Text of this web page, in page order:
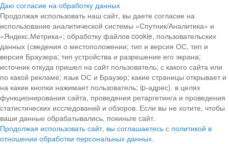
Даю согласие на обработку данных
Продолжая использовать наш сайт, вы даете согласие на
использование аналитической системы «Спутник/Аналитика» и
«Яндекс.Метрика»; обработку файлов cookie, пользовательских
данных (сведения о местоположении; тип и версия ОС, тип и
версия Браузера; тип устройства и разрешение его экрана;
источник откуда пришел на сайт пользователь; с какого сайта или
по какой рекламе; язык ОС и Браузер; какие страницы открывает и
на какие кнопки нажимает пользователь; ip-адрес). в целях
функционирования сайта, проведения ретаргетинга и проведения
статистических исследований и обзоров. Если вы не хотите, чтобы
ваши данные обрабатывались, покиньте сайт.
Продолжая использовать сайт, вы соглашаетесь с политикой в
отношении обработки персональных данных.